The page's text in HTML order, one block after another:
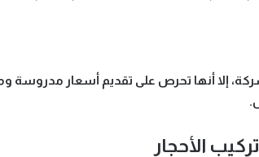
إلا أنها تحرص على تقديم أسعار مدروسة
الأحجار